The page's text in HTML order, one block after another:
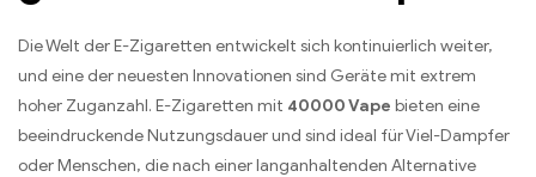
Die Welt der E-Zigaretten entwickelt sich kontinuierlich weiter,
und eine der neuesten Innovationen sind Geräte mit extrem
hoher Zuganzahl. E-Zigaretten mit 40000 Vape bieten eine
beeindruckende Nutzungsdauer und sind ideal für Viel-Dampfer
oder Menschen, die nach einer langanhaltenden Alternative